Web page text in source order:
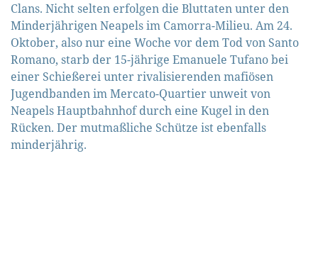
Clans. Nicht selten erfolgen die Bluttaten unter den
Minderjährigen Neapels im Camorra-Milieu. Am 24.
Oktober, also nur eine Woche vor dem Tod von Santo
Romano, starb der 15-jährige Emanuele Tufano bei
einer Schießerei unter rivalisierenden mafiösen
Jugendbanden im Mercato-Quartier unweit von
Neapels Hauptbahnhof durch eine Kugel in den
Rücken. Der mutmaßliche Schütze ist ebenfalls
minderjährig.